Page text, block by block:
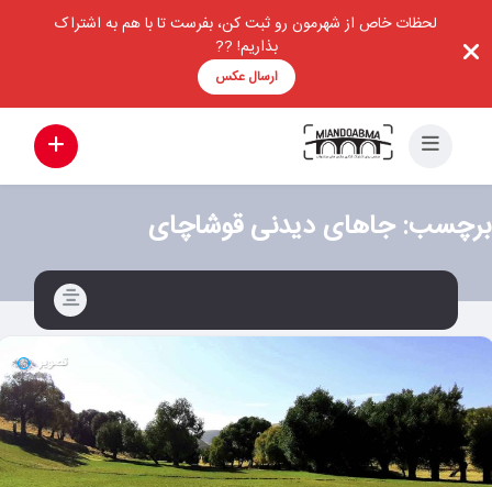
لحظات خاص از شهرمون رو ثبت کن، بفرست تا با هم به اشتراک
بذاریم! ??
ارسال عکس
برچسب:جاهای دیدنی قوشاچای
تصویر